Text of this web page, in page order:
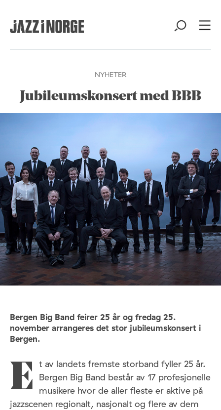
NYHETER
Jubileumskonsert med BBB
Bergen Big Band feirer 25 år og fredag 25.
november arrangeres det stor jubileumskonsert i
Bergen.
E t av landets fremste storband fyller 25 år.
Bergen Big Band består av 17 profesjonelle
musikere hvor de aller fleste er aktive på
jazzscenen regionalt, nasjonalt og flere av dem